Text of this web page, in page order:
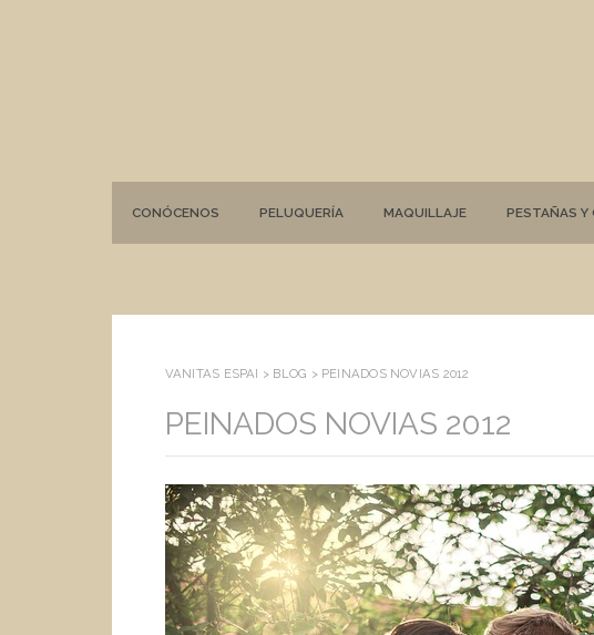
CONÓCENOS PELUQUERÍA MAQUILLAJE PESTAÑAS Y
VANITAS ESPAI > BLOG > PEINADOS NOVIAS 2012
PEINADOS NOVIAS 2012